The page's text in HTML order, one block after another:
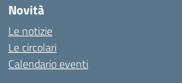
Novità
Le notizie
Le circolari
Calendario eventi